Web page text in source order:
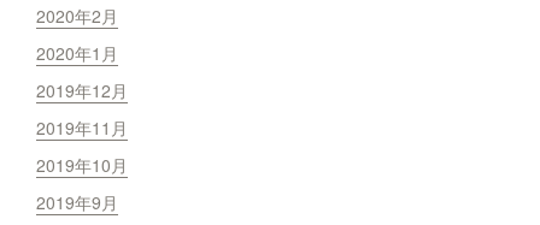
2020年2月
2020年1月
2019年12月
2019年11月
2019年10月
2019年9月